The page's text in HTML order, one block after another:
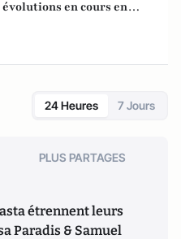
en cours en
l’auteur d’un blog
24 Heures 7 Jours
PLUS PARTAGES
étrennent leurs
Paradis & Samuel